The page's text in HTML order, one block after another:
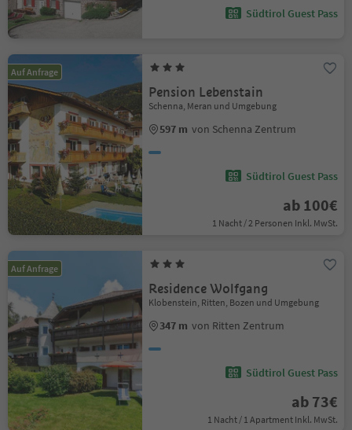
Südtirol Guest Pass
Auf Anfrage
Pension Lebenstain
Schenna, Meran und Umgebung
597 m von Schenna Zentrum
Südtirol Guest Pass
ab 100€
1 Nacht / 2 Personen Inkl. MwSt.
Auf Anfrage
Residence Wolfgang
Klobenstein, Ritten, Bozen und Umgebung
347 m von Ritten Zentrum
Südtirol Guest Pass
ab 73€
1 Nacht / 1 Apartment Inkl. MwSt.